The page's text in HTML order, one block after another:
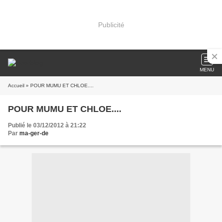
Publicité
MENU
Accueil » POUR MUMU ET CHLOE....
POUR MUMU ET CHLOE....
Publié le 03/12/2012 à 21:22
Par ma-ger-de